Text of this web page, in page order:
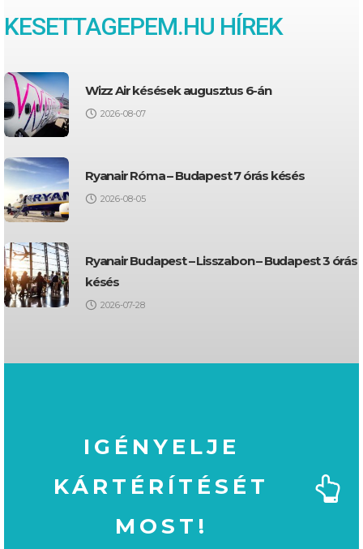
KESETTAGEPEM.HU HÍREK
Wizz Air késések augusztus 6-án
2026-08-07
Ryanair Róma – Budapest 7 órás késés
2026-08-05
Ryanair Budapest – Lisszabon – Budapest 3 órás
késés
2026-07-28
IGÉNYELJE
KÁRTÉRÍTÉSÉT
MOST!